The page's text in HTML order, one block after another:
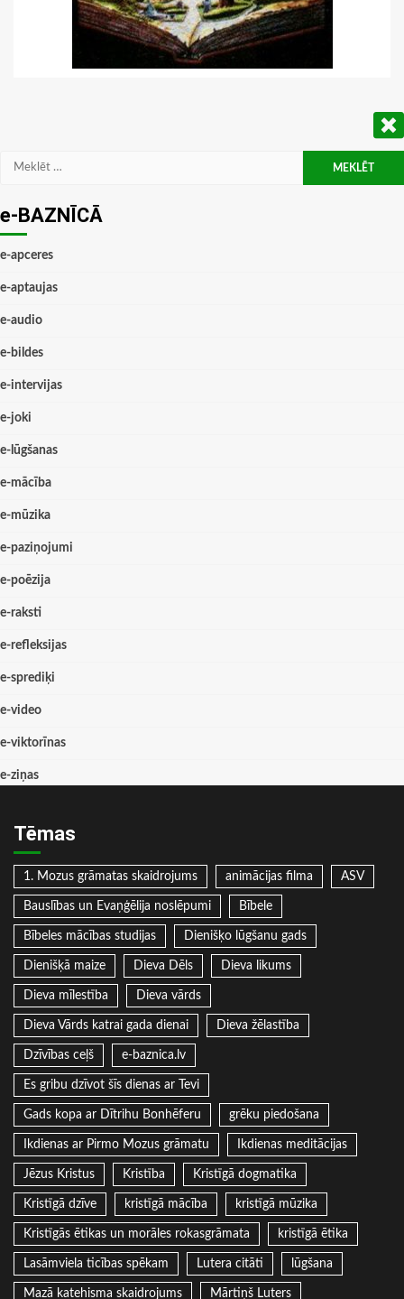
Meklēt:
e-BAZNĪCĀ
e-apceres
e-aptaujas
e-audio
e-bildes
e-intervijas
e-joki
e-lūgšanas
e-mācība
e-mūzika
e-paziņojumi
e-poēzija
e-raksti
e-refleksijas
e-sprediķi
e-video
e-viktorīnas
e-ziņas
Tēmas
1. Mozus grāmatas skaidrojums animācijas filma ASV
Bauslības un Evaņģēlija noslēpumi Bībele
Bībeles mācības studijas Dienišķo lūgšanu gads
Dienišķā maize Dieva Dēls Dieva likums
Dieva mīlestība Dieva vārds
Dieva Vārds katrai gada dienai Dieva žēlastība
Dzīvības ceļš e-baznica.lv
Es gribu dzīvot šīs dienas ar Tevi
Gads kopa ar Dītrihu Bonhēferu grēku piedošana
Ikdienas ar Pirmo Mozus grāmatu Ikdienas meditācijas
Jēzus Kristus Kristība Kristīgā dogmatika
Kristīgā dzīve kristīgā mācība kristīgā mūzika
Kristīgās ētikas un morāles rokasgrāmata kristīgā ētika
Lasāmviela ticības spēkam Lutera citāti lūgšana
Mazā katehisma skaidrojums Mārtiņš Luters